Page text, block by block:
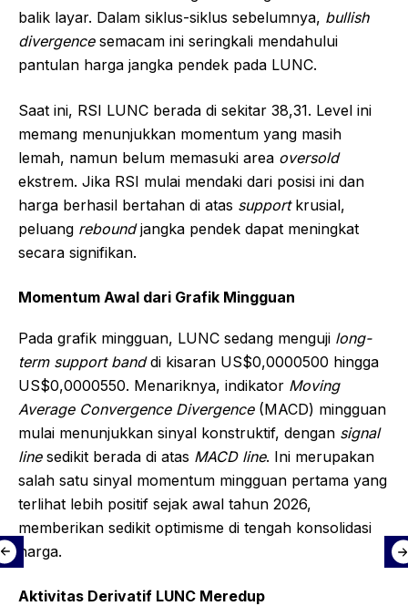
balik layar. Dalam siklus-siklus sebelumnya, bullish
divergencesemacam ini seringkali mendahului
pantulan harga jangka pendek pada LUNC.
Saat ini, RSI LUNC berada di sekitar 38,31. Level ini
memang menunjukkan momentum yang masih
lemah, namun belum memasuki area oversold
ekstrem. Jika RSI mulai mendaki dari posisi ini dan
harga berhasil bertahan di atas supportkrusial,
peluang reboundjangka pendek dapat meningkat
secara signifikan.
Momentum Awal dari Grafik Mingguan
Pada grafik mingguan, LUNC sedang menguji long-
term support banddi kisaran US$0,0000500 hingga
US$0,0000550. Menariknya, indikator Moving
Average Convergence Divergence(MACD) mingguan
mulai menunjukkan sinyal konstruktif, dengan signal
linesedikit berada di atas MACD line. Ini merupakan
salah satu sinyal momentum mingguan pertama yang
terlihat lebih positif sejak awal tahun 2026,
memberikan sedikit optimisme di tengah konsolidasi
harga.
Aktivitas Derivatif LUNC Meredup